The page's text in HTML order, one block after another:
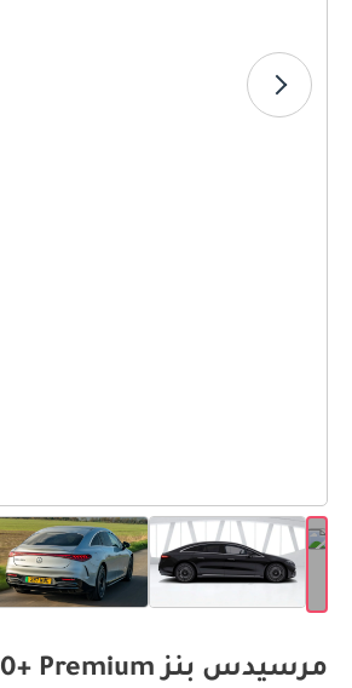
مرسيدس بنز EQS 450+ Premium + المواصفات الأساسية